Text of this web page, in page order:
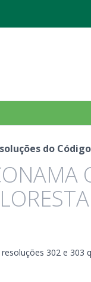
do
302 e 303